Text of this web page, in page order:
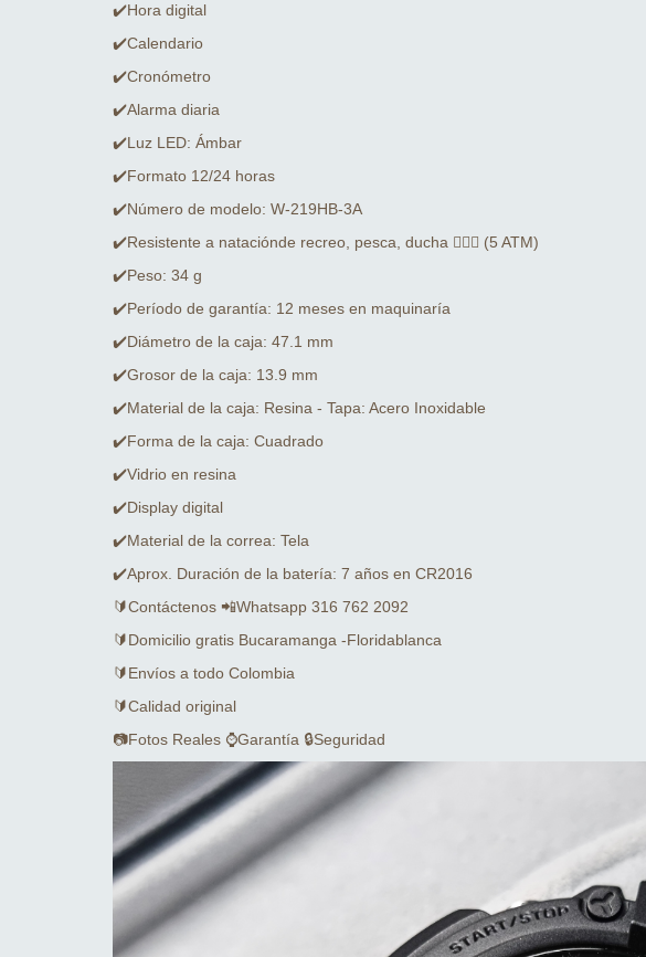
✔️Hora digital
✔️Calendario
✔️Cronómetro
✔️Alarma diaria
✔️Luz LED: Ámbar
✔️Formato 12/24 horas
✔️Número de modelo: W-219HB-3A
✔️Resistente a nataciónde recreo, pesca, ducha 🏊🏻‍♂️ (5 ATM)
✔️Peso: 34 g
✔️Período de garantía: 12 meses en maquinaría
✔️Diámetro de la caja: 47.1 mm
✔️Grosor de la caja: 13.9 mm
✔️Material de la caja: Resina - Tapa: Acero Inoxidable
✔️Forma de la caja: Cuadrado
✔️Vidrio en resina
✔️Display digital
✔️Material de la correa: Tela
✔️Aprox. Duración de la batería: 7 años en CR2016
🔰Contáctenos 📲Whatsapp 316 762 2092
🔰Domicilio gratis Bucaramanga -Floridablanca
🔰Envíos a todo Colombia
🔰Calidad original
📷Fotos Reales ⌚Garantía 🔒Seguridad